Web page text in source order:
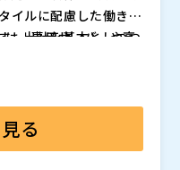
イルに配慮した働き方
。出社を基本としつつ
できる環境の導入を従
は、専用サーバーや高
人数の中小企業にと
に踏み切れない企業が
クラウド型DaaS（De
リモート環境の導入
る